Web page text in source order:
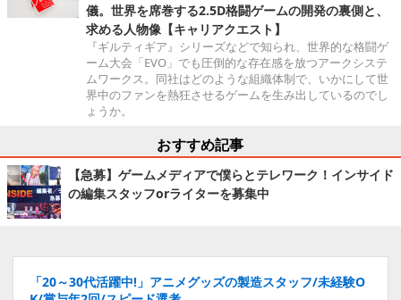
儀。世界を席巻する2.5D格闘ゲームの開発の裏側と、
求める人物像【キャリアクエスト】
『ギルティギア』シリーズなどで知られ、世界的な格闘ゲ
ーム大会「EVO」でも圧倒的な存在感を放つアークシステ
ムワークス。同社はどのような組織体制で、いかにして世
界中のファンを熱狂させるゲームを生み出しているのでし
ょうか。
おすすめ記事
【急募】ゲームメディアで僕らとテレワーク！インサイド
の編集スタッフorライターを募集中
「20～30代活躍中!」アニメグッズの製造スタッフ/未経験O